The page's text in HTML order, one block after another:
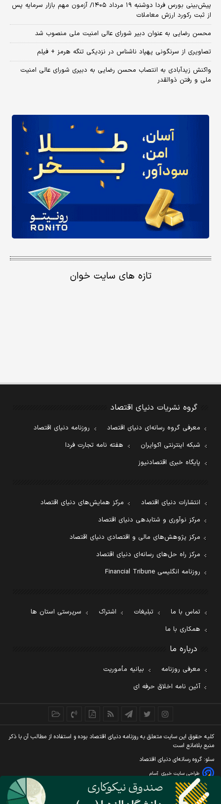
​پیش‌بینی بورس فردا دوشنبه ۱۹ مرداد ۱۴۰۵/ آزمون مهم بازار سرمایه پس
از ثبت رکورد ارزش معاملات
محسن رضایی به عنوان دبیر شورای عالی امنیت ملی منصوب شد
تصاویری از سرنگونی پهپاد ناشناس در نزدیکی تنگه هرمز + فیلم
واکنش زیدآبادی به انتصاب محسن رضایی به دبیری شورای عالی امنیت
ملی و رفتن ذوالقدر
تازه های سایت خوان
گروه نشریات دنیای اقتصاد
معرفی گروه رسانه‌ای دنیای اقتصاد
روزنامه دنیای اقتصاد
شبکه اینترنتی اکوایران
هفته نامه تجارت فردا
پایگاه خبری اقتصادنیوز
انتشارات دنیای اقتصاد
مرکز همایش‌های دنیای اقتصاد
مرکز نوآوری و شتابدهی دنیای اقتصاد
مرکز پژوهش‌های مالی و اقتصادی دنیای اقتصاد
مرکز راه حل‌های رسانه‌ای دنیای اقتصاد
روزنامه انگلیسی Financial Tribune
تماس با ما تبلیغات اشتراک
سرپرستی استان ها
همکاری با ما
درباره ما
معرفی روزنامه
بیانیه مأموریت
آئین نامه اخلاق حرفه ای
کليه حقوق اين سايت متعلق به روزنامه دنيای اقتصاد بوده و استفاده از مطالب آن با ذکر
منبع بلامانع است
سئو: گروه رسانه‌ای دنیای اقتصاد
طراحی سایت خبری آسام